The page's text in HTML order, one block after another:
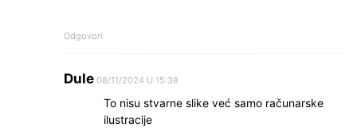
Odgovori
Dule 08/11/2024 U 15:38
To nisu stvarne slike već samo računarske
ilustracije